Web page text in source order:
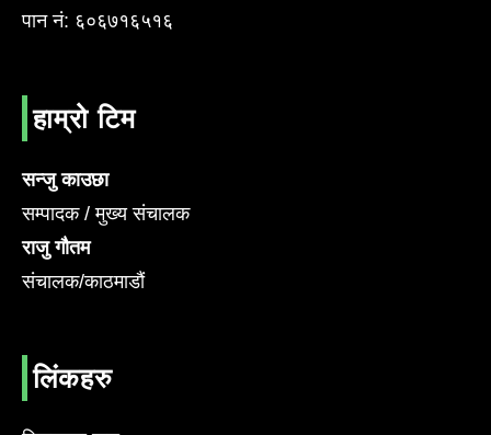
पान नं: ६०६७१६५१६
हाम्रो टिम
सन्जु काउछा
सम्पादक / मुख्य संचालक
राजु गौतम
संचालक/काठमाडौं
लिंकहरु